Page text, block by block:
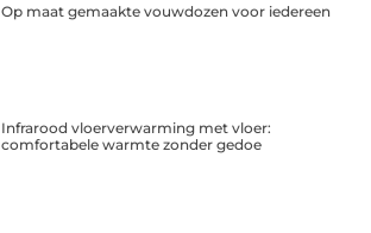
Op maat gemaakte vouwdozen voor iedereen
Infrarood vloerverwarming met vloer:
comfortabele warmte zonder gedoe